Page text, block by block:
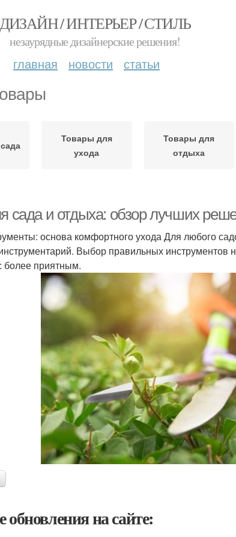
ДИЗАЙН / ИНТЕРЬЕР / СТИЛЬ
незаурядные дизайнерские решения!
главная новости статьи
Товары для
ухода
Товары для
отдыха
сада и отдыха: обзор лучших
основа комфортного ухода Для любого
Выбор правильных инструментов
более приятным.
обновления на сайте: